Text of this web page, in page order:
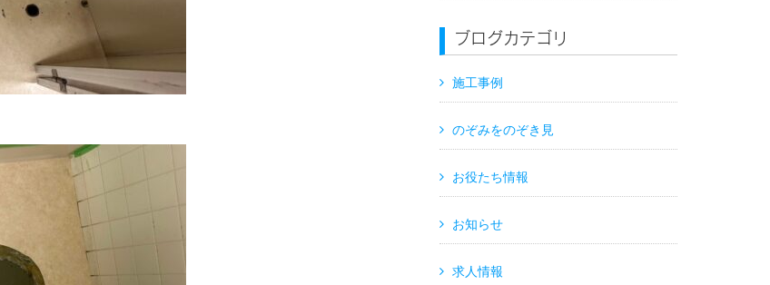
ブログカテゴリ
施工事例
のぞみをのぞき見
お役たち情報
お知らせ
求人情報